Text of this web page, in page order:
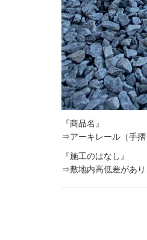
『商品名』
⇒アーキレール（手摺
『施工のはなし』
⇒敷地内高低差があり